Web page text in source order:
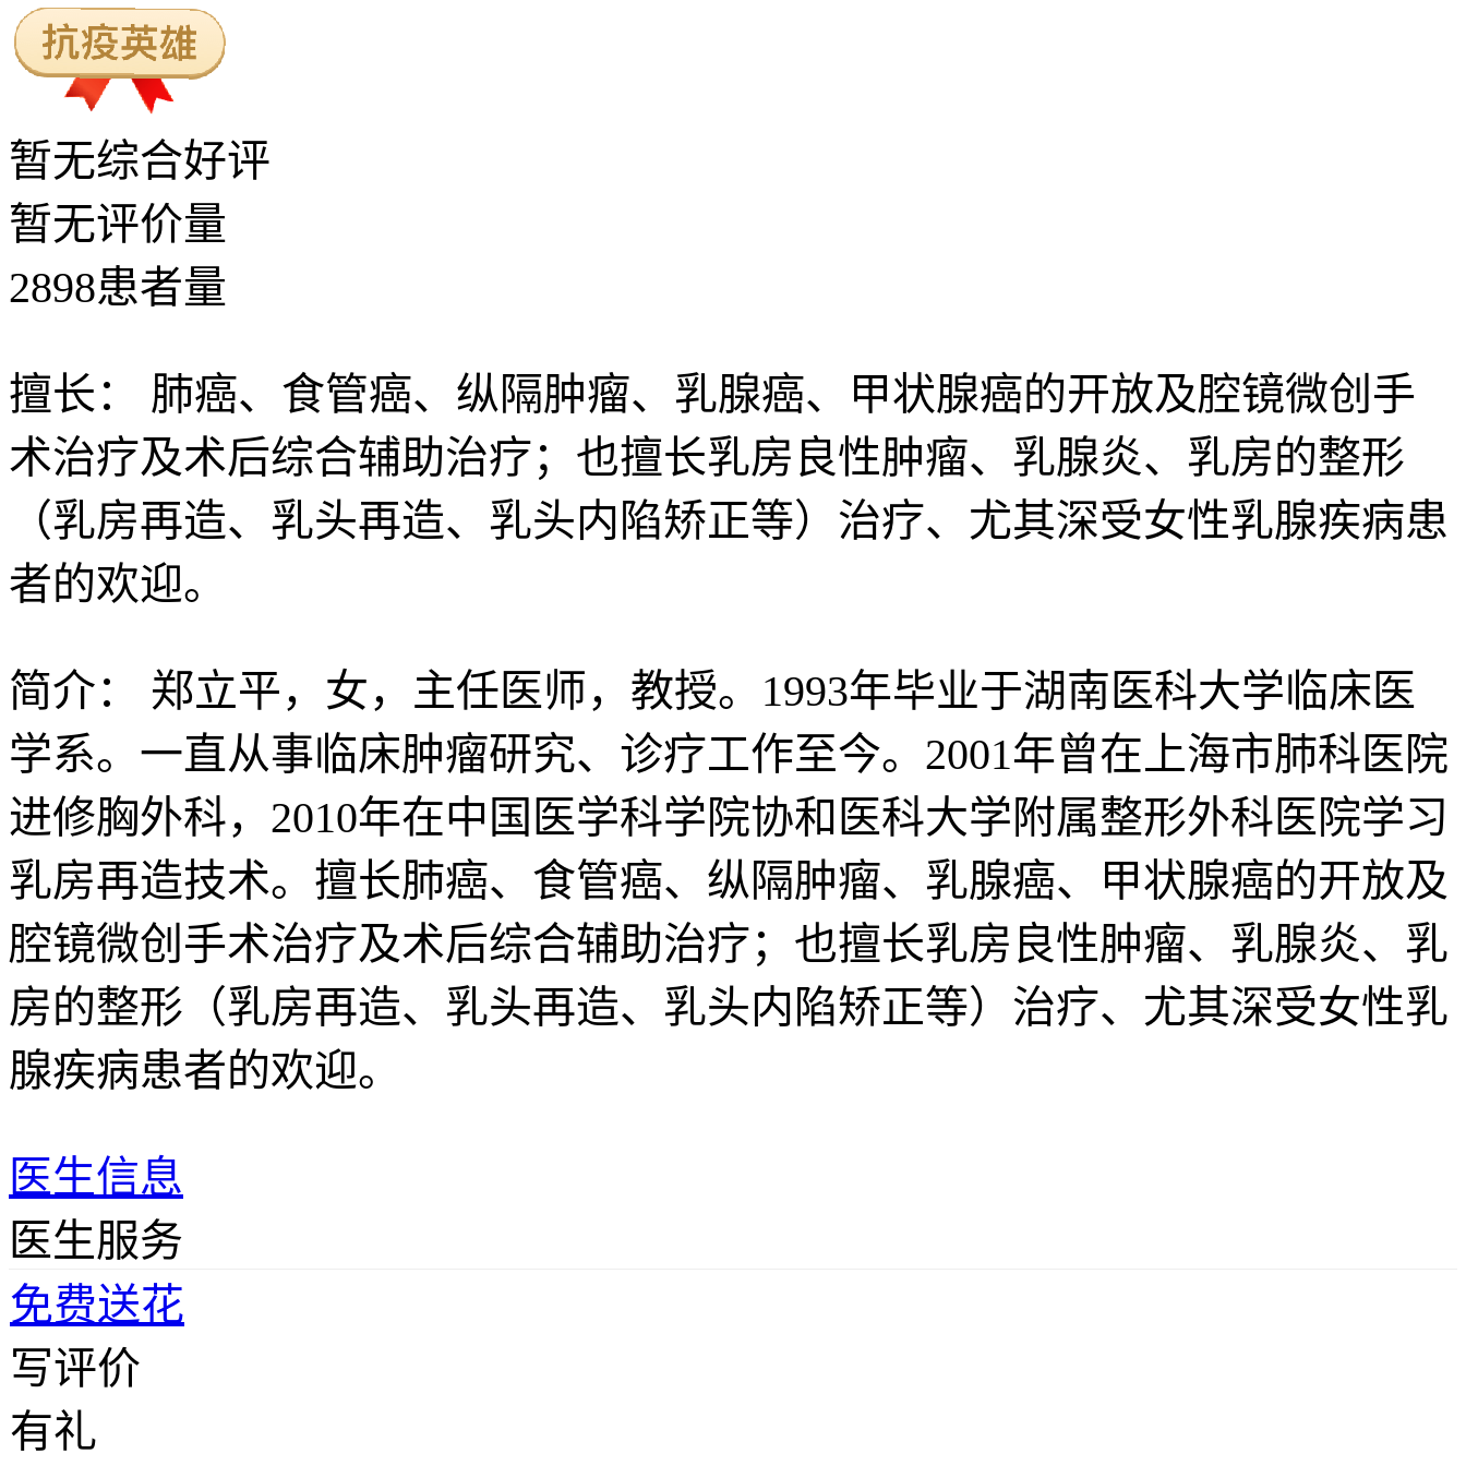
暂无综合好评
暂无评价量
2898患者量
擅长：
肺癌、食管癌、纵隔肿瘤、乳腺癌、甲状腺癌的开放及腔镜微创手
术治疗及术后综合辅助治疗；也擅长乳房良性肿瘤、乳腺炎、乳房的整形
（乳房再造、乳头再造、乳头内陷矫正等）治疗、尤其深受女性乳腺疾病患
者的欢迎。
简介：
郑立平，女，主任医师，教授。1993年毕业于湖南医科大学临床医
学系。一直从事临床肿瘤研究、诊疗工作至今。2001年曾在上海市肺科医院
进修胸外科，2010年在中国医学科学院协和医科大学附属整形外科医院学习
乳房再造技术。擅长肺癌、食管癌、纵隔肿瘤、乳腺癌、甲状腺癌的开放及
腔镜微创手术治疗及术后综合辅助治疗；也擅长乳房良性肿瘤、乳腺炎、乳
房的整形（乳房再造、乳头再造、乳头内陷矫正等）治疗、尤其深受女性乳
腺疾病患者的欢迎。
医生信息
医生服务
免费送花
写评价
有礼